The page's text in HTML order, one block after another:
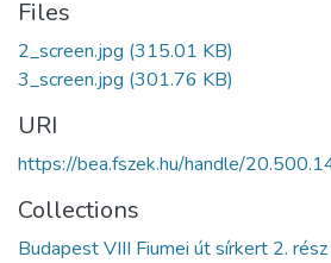
Files
2_screen.jpg (315.01 KB)
3_screen.jpg (301.76 KB)
URI
https://bea.fszek.hu/handle/
Collections
Budapest VIII Fiumei út sírkert 2. rész